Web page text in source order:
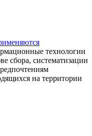
технологии
сбора, систематизации
на территории